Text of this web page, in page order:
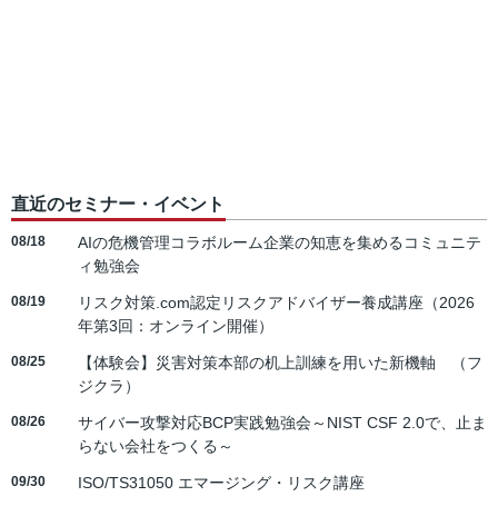
直近のセミナー・イベント
08/18
AIの危機管理コラボルーム企業の知恵を集めるコミュニテ
ィ勉強会
08/19
リスク対策.com認定リスクアドバイザー養成講座（2026
年第3回：オンライン開催）
08/25
【体験会】災害対策本部の机上訓練を用いた新機軸 （フ
ジクラ）
08/26
サイバー攻撃対応BCP実践勉強会～NIST CSF 2.0で、止ま
らない会社をつくる～
09/30 ISO/TS31050 エマージング・リスク講座